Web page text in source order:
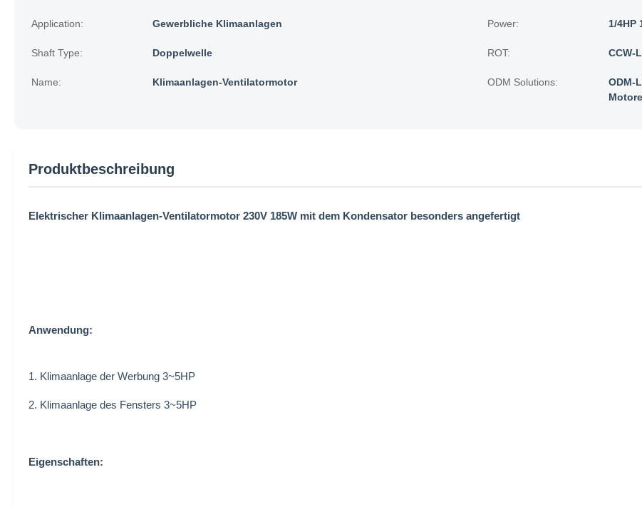
Application: Gewerbliche Klimaanlagen Power: 1/4HP
Shaft Type: Doppelwelle ROT: CCW-
Name: Klimaanlagen-Ventilatormotor ODM Solutions:
ODM-
Produktbeschreibung
Elektrischer Klimaanlagen-Ventilatormotor 230V 185W mit dem Kondensator besonders angefertigt
Anwendung:
1. Klimaanlage der Werbung 3~5HP
2. Klimaanlage des Fensters 3~5HP
Eigenschaften: